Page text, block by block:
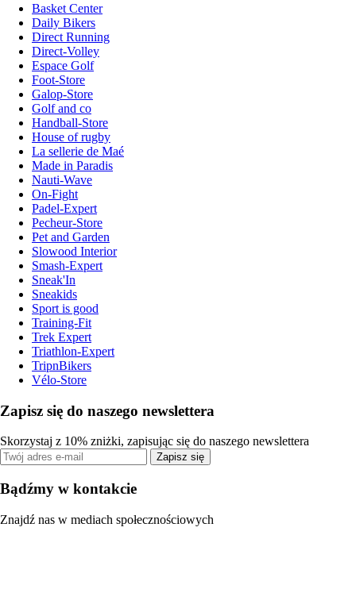
Basket Center
Daily Bikers
Direct Running
Direct-Volley
Espace Golf
Foot-Store
Galop-Store
Golf and co
Handball-Store
House of rugby
La sellerie de Maé
Made in Paradis
Nauti-Wave
On-Fight
Padel-Expert
Pecheur-Store
Pet and Garden
Slowood Interior
Smash-Expert
Sneak'In
Sneakids
Sport is good
Training-Fit
Trek Expert
Triathlon-Expert
TripnBikers
Vélo-Store
Zapisz się do naszego newslettera
Skorzystaj z 10% zniżki, zapisując się do naszego newslettera
Zapisz się
Bądźmy w kontakcie
Znajdź nas w mediach społecznościowych